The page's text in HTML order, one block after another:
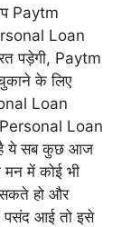
Paytm
Loan
पड़ेगी, Paytm
के लिए
Loan
Loan
ये सब कुछ आज
में कोई भी
हो और
पसंद आई तो इसे